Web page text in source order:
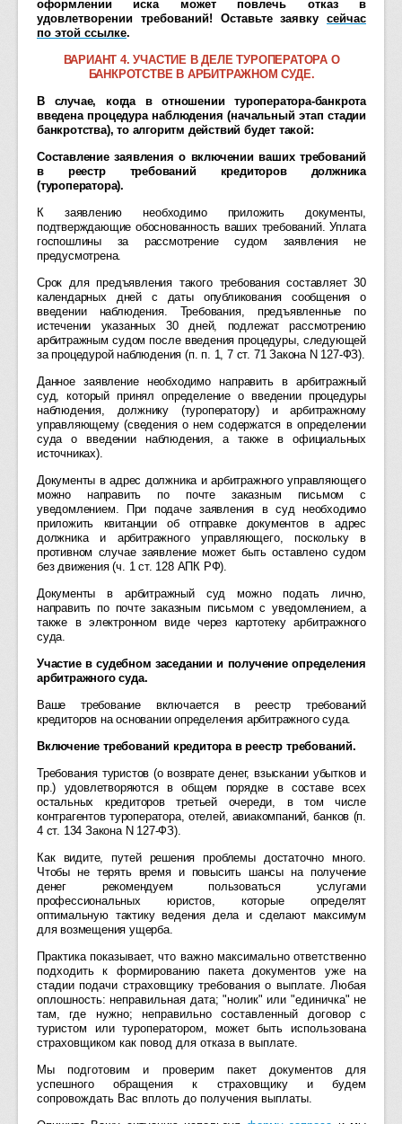
оформлении иска может повлечь отказ в
удовлетворении требований! Оставьте заявку сейчас
по этой ссылке.
ВАРИАНТ 4. УЧАСТИЕ В ДЕЛЕ ТУРОПЕРАТОРА О
БАНКРОТСТВЕ В АРБИТРАЖНОМ СУДЕ.
В случае, когда в отношении туроператора-банкрота
введена процедура наблюдения (начальный этап стадии
банкротства), то алгоритм действий будет такой:
Составление заявления о включении ваших требований
в реестр требований кредиторов должника
(туроператора).
К заявлению необходимо приложить документы,
подтверждающие обоснованность ваших требований. Уплата
госпошлины за рассмотрение судом заявления не
предусмотрена.
Срок для предъявления такого требования составляет 30
календарных дней с даты опубликования сообщения о
введении наблюдения. Требования, предъявленные по
истечении указанных 30 дней, подлежат рассмотрению
арбитражным судом после введения процедуры, следующей
за процедурой наблюдения (п. п. 1, 7 ст. 71 Закона N 127-ФЗ).
Данное заявление необходимо направить в арбитражный
суд, который принял определение о введении процедуры
наблюдения, должнику (туроператору) и арбитражному
управляющему (сведения о нем содержатся в определении
суда о введении наблюдения, а также в официальных
источниках).
Документы в адрес должника и арбитражного управляющего
можно направить по почте заказным письмом с
уведомлением. При подаче заявления в суд необходимо
приложить квитанции об отправке документов в адрес
должника и арбитражного управляющего, поскольку в
противном случае заявление может быть оставлено судом
без движения (ч. 1 ст. 128 АПК РФ).
Документы в арбитражный суд можно подать лично,
направить по почте заказным письмом с уведомлением, а
также в электронном виде через картотеку арбитражного
суда.
Участие в судебном заседании и получение определения
арбитражного суда.
Ваше требование включается в реестр требований
кредиторов на основании определения арбитражного суда.
Включение требований кредитора в реестр требований.
Требования туристов (о возврате денег, взыскании убытков и
пр.) удовлетворяются в общем порядке в составе всех
остальных кредиторов третьей очереди, в том числе
контрагентов туроператора, отелей, авиакомпаний, банков (п.
4 ст. 134 Закона N 127-ФЗ).
Как видите, путей решения проблемы достаточно много.
Чтобы не терять время и повысить шансы на получение
денег рекомендуем пользоваться услугами
профессиональных юристов, которые определят
оптимальную тактику ведения дела и сделают максимум
для возмещения ущерба.
Практика показывает, что важно максимально ответственно
подходить к формированию пакета документов уже на
стадии подачи страховщику требования о выплате. Любая
оплошность: неправильная дата; "нолик" или "единичка" не
там, где нужно; неправильно составленный договор с
туристом или туроператором, может быть использована
страховщиком как повод для отказа в выплате.
Мы подготовим и проверим пакет документов для
успешного обращения к страховщику и будем
сопровождать Вас вплоть до получения выплаты.